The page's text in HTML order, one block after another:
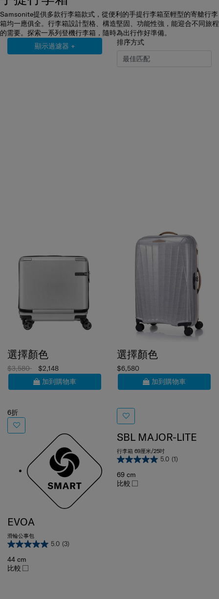
Samsonite提供多款行李箱款式，從便利的手提行李箱至輕型的寄艙行李
箱均一應俱全。行李箱設計型格、構造堅固、功能性強，能迎合不同旅程
的需要。探索一系列登機行李箱，隨時為出行作好準備。
顯示過濾器 + 排序方式
$3,580
$2,148
加到購物車
滑輪公事包
44 cm
比較
$6,580
加到購物車
SBL MAJOR-LITE
行李箱 69厘米/25吋
5.0
69 cm
比較